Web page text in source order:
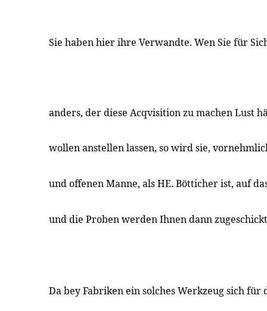
Sie haben hier ihre Verwandte. Wen Sie für
anders, der diese Acqvisition zu machen Lust
wollen anstellen lassen, so wird sie,
und offenen Manne, als HE. Bötticher ist, auf
und die Proben werden Ihnen dann
Da bey Fabriken ein solches Werkzeug sich für